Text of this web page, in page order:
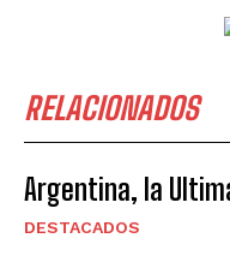
RELACIONADOS
Argentina, la
DESTACADOS